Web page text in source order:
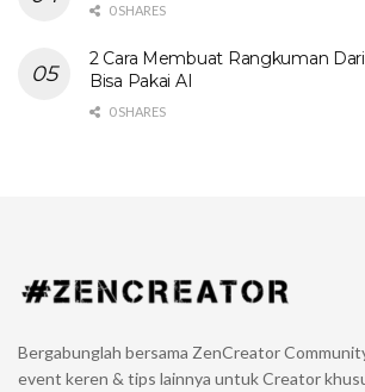
0 SHARES
2 Cara Membuat Rangkuman
Bisa Pakai AI
0 SHARES
Bergabunglah bersama ZenCreator
event keren & tips lainnya untuk Creator